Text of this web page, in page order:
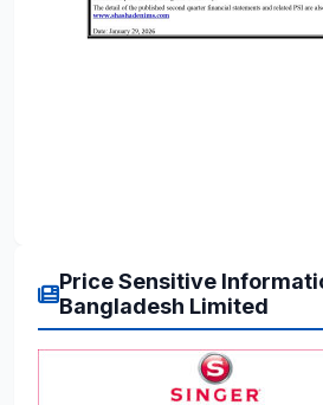
Price Sensitive
Bangladesh Limited